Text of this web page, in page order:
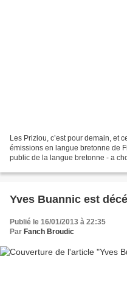
Les Priziou, c’est pour demain, et
émissions en langue bretonne de
public de la langue bretonne - a
Yves Buannic est
Publié le 16/01/2013 à 22:35
Par Fanch Broudic